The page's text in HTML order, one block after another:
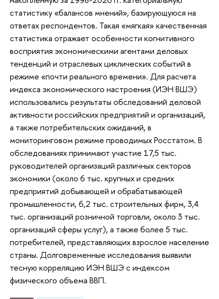
статистику «балансов мнений», базирующуюся на
ответах респондентов. Такая «мягкая» качественная
статистика отражает особенности когнитивного
восприятия экономическими агентами деловых
тенденций и отраслевых циклических событий в
режиме «почти реального времени». Для расчета
индекса экономического настроения (ИЭН ВШЭ)
использовались результаты обследований деловой
активности российских предприятий и организаций,
а также потребительских ожиданий, в
мониторинговом режиме проводимых Росстатом. В
обследованиях принимают участие 17,5 тыс.
руководителей организаций различных секторов
экономики (около 6 тыс. крупных и средних
предприятий добывающей и обрабатывающей
промышленности, 6,2 тыс. строительных фирм, 3,4
тыс. организаций розничной торговли, около 3 тыс.
организаций сферы услуг), а также более 5 тыс.
потребителей, представляющих взрослое население
страны. Долговременные исследования выявили
тесную корреляцию ИЭН ВШЭ с индексом
физического объема ВВП.